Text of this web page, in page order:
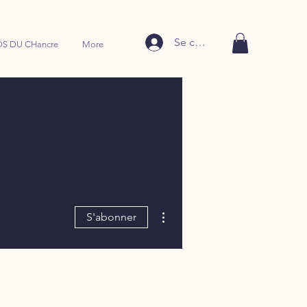
DU CHancre More Se connecter
S'abonner